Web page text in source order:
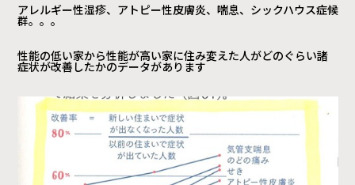
アレルギー性湿疹、アトピー性皮膚炎、喘息、シックハウス症候
群。。。
性能の低い家から性能が高い家に住み変えた人がどのぐらい諸
症状が改善したかのデータがあります